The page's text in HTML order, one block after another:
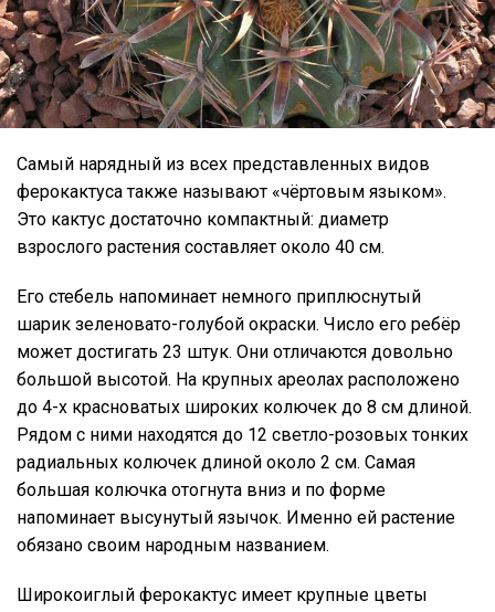
Самый нарядный из всех представленных видов
ферокактуса также называют «чёртовым языком».
Это кактус достаточно компактный: диаметр
взрослого растения составляет около 40 см.
Его стебель напоминает немного приплюснутый
шарик зеленовато-голубой окраски. Число его ребёр
может достигать 23 штук. Они отличаются довольно
большой высотой. На крупных ареолах расположено
до 4-х красноватых широких колючек до 8 см длиной.
Рядом с ними находятся до 12 светло-розовых тонких
радиальных колючек длиной около 2 см. Самая
большая колючка отогнута вниз и по форме
напоминает высунутый язычок. Именно ей растение
обязано своим народным названием.
Широкоиглый ферокактус имеет крупные цветы